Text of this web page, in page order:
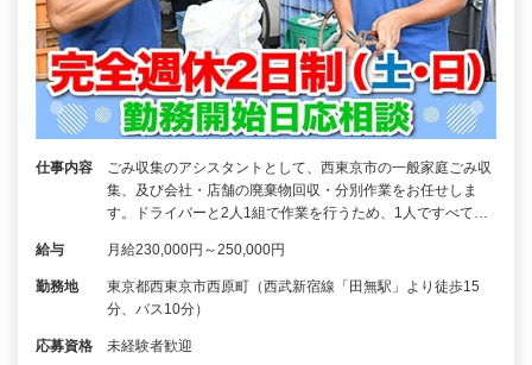
仕事内容
ごみ収集のアシスタントとして、西東京市の一般家庭ごみ収
集、及び会社・店舗の廃棄物回収・分別作業をお任せしま
す。ドライバーと2人1組で作業を行うため、1人ですべて…
給与 月給230,000円～250,000円
勤務地
東京都西東京市西原町（西武新宿線「田無駅」より徒歩15
分、バス10分）
応募資格 未経験者歓迎